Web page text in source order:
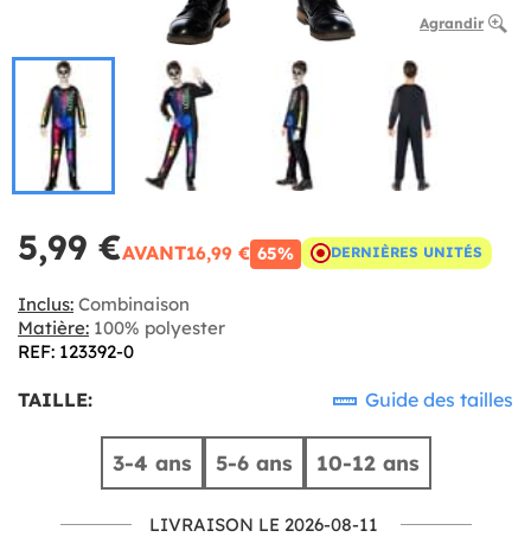
Agrandir
5,99 €AVANT16,99 € 65% DERNIÈRES UNITÉS
Inclus: Combinaison
Matière: 100% polyester
REF: 123392-0
TAILLE: Guide des tailles
3-4 ans 5-6 ans 10-12 ans
LIVRAISON LE 2026-08-11